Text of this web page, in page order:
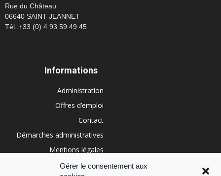
Gérer le consentement aux
Rue du Château
06640 SAINT-JEANNET
Tél.:+33 (0) 4 93 59 49 45
Informations
Administration
Offres d’emploi
Contact
Démarches administratives
Mentions légales
Conditions générales